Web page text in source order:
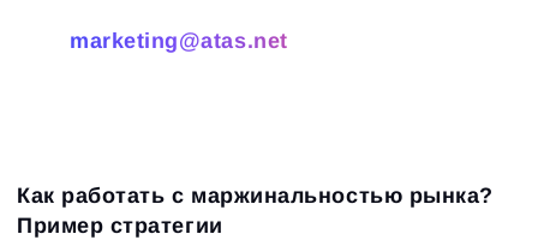
marketing@atas.net
Как работать с маржинальностью рынка?
Пример стратегии